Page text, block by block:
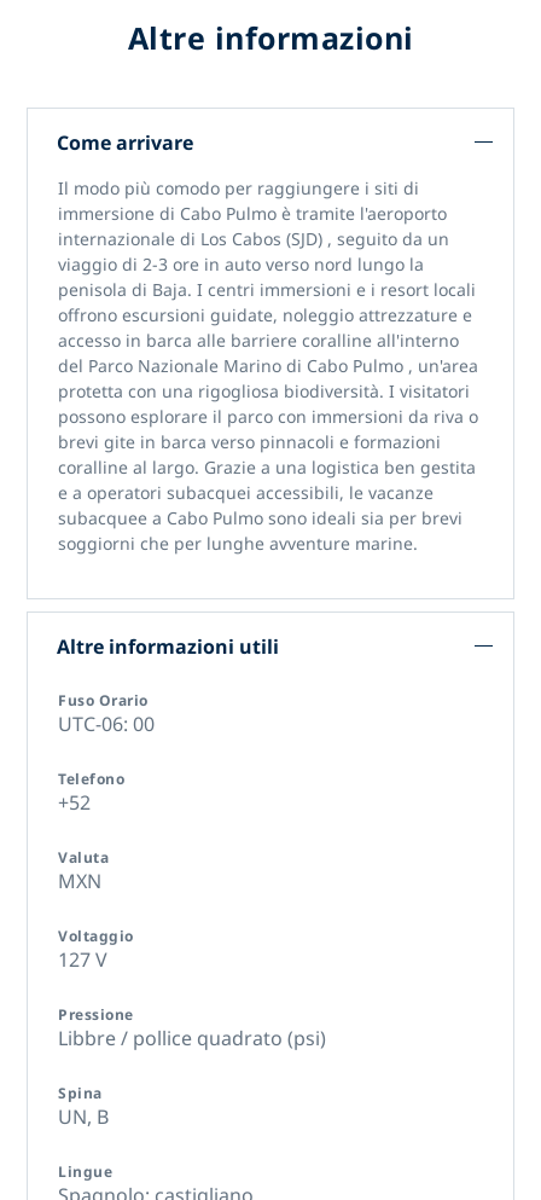
Altre informazioni
Come arrivare
Il modo più comodo per raggiungere i siti di
immersione di Cabo Pulmo è tramite l'aeroporto
internazionale di Los Cabos (SJD) , seguito da un
viaggio di 2-3 ore in auto verso nord lungo la
penisola di Baja. I centri immersioni e i resort locali
offrono escursioni guidate, noleggio attrezzature e
accesso in barca alle barriere coralline all'interno
del Parco Nazionale Marino di Cabo Pulmo , un'area
protetta con una rigogliosa biodiversità. I visitatori
possono esplorare il parco con immersioni da riva o
brevi gite in barca verso pinnacoli e formazioni
coralline al largo. Grazie a una logistica ben gestita
e a operatori subacquei accessibili, le vacanze
subacquee a Cabo Pulmo sono ideali sia per brevi
soggiorni che per lunghe avventure marine.
Altre informazioni utili
Fuso Orario
UTC-06: 00
Telefono
+52
Valuta
MXN
Voltaggio
127 V
Pressione
Libbre / pollice quadrato (psi)
Spina
UN, B
Lingue